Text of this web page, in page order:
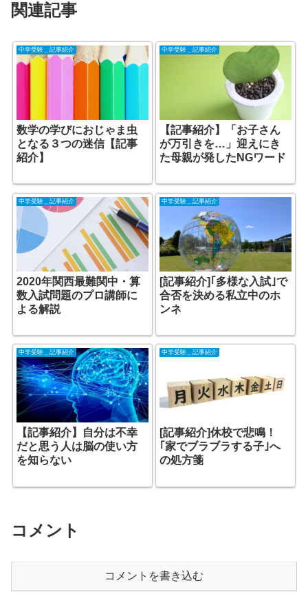
関連記事
中学受験＿記事紹介
数学の学びにおじゃま虫
となる３つの迷信【記事
紹介】
中学受験＿記事紹介
【記事紹介】「お子さん
が万引きを…」迎えにき
た母親が発したNGワード
中学受験＿記事紹介
2020年関西最難関中・算
数入試問題のプロ講師に
よる解説
中学受験＿記事紹介
[記事紹介]｢多様な入試｣で
合否を決める私立中のホ
ンネ
中学受験＿記事紹介
【記事紹介】自分は不幸
だと思う人は脳の使い方
を知らない
中学受験＿記事紹介
[記事紹介]休校で悲鳴！
｢家でブラブラする子｣へ
の処方箋
コメント
コメントを書き込む